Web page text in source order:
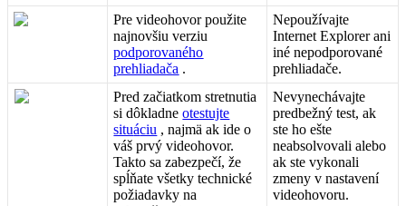
Pre videohovor použite
najnovšiu verziu
podporovaného
prehliadača .
Nepoužívajte
Internet Explorer ani
iné nepodporované
prehliadače.
Pred začiatkom stretnutia
si dôkladne otestujte
situáciu , najmä ak ide o
váš prvý videohovor.
Takto sa zabezpečí, že
spĺňate všetky technické
požiadavky na
Nevynechávajte
predbežný test, ak
ste ho ešte
neabsolvovali alebo
ak ste vykonali
zmeny v nastavení
videohovoru.